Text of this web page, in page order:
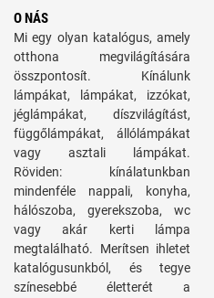
O NÁS
Mi egy olyan katalógus, amely
otthona megvilágítására
összpontosít. Kínálunk
lámpákat, lámpákat, izzókat,
jéglámpákat, díszvilágítást,
függőlámpákat, állólámpákat
vagy asztali lámpákat.
Röviden: kínálatunkban
mindenféle nappali, konyha,
hálószoba, gyerekszoba, wc
vagy akár kerti lámpa
megtalálható. Merítsen ihletet
katalógusunkból, és tegye
színesebbé életterét a